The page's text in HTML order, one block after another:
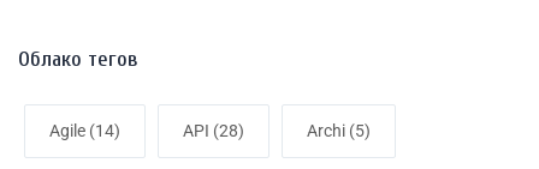
Облако тегов
Agile (14) API (28) Archi (5)